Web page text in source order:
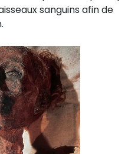
sanguins afin de